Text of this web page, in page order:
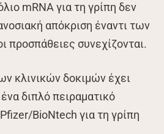
mRNA για τη γρίπη δεν
απόκριση έναντι των
προσπάθειες συνεχίζονται.
κλινικών δοκιμών έχει
διπλό πειραματικό
BioNtech για τη γρίπη